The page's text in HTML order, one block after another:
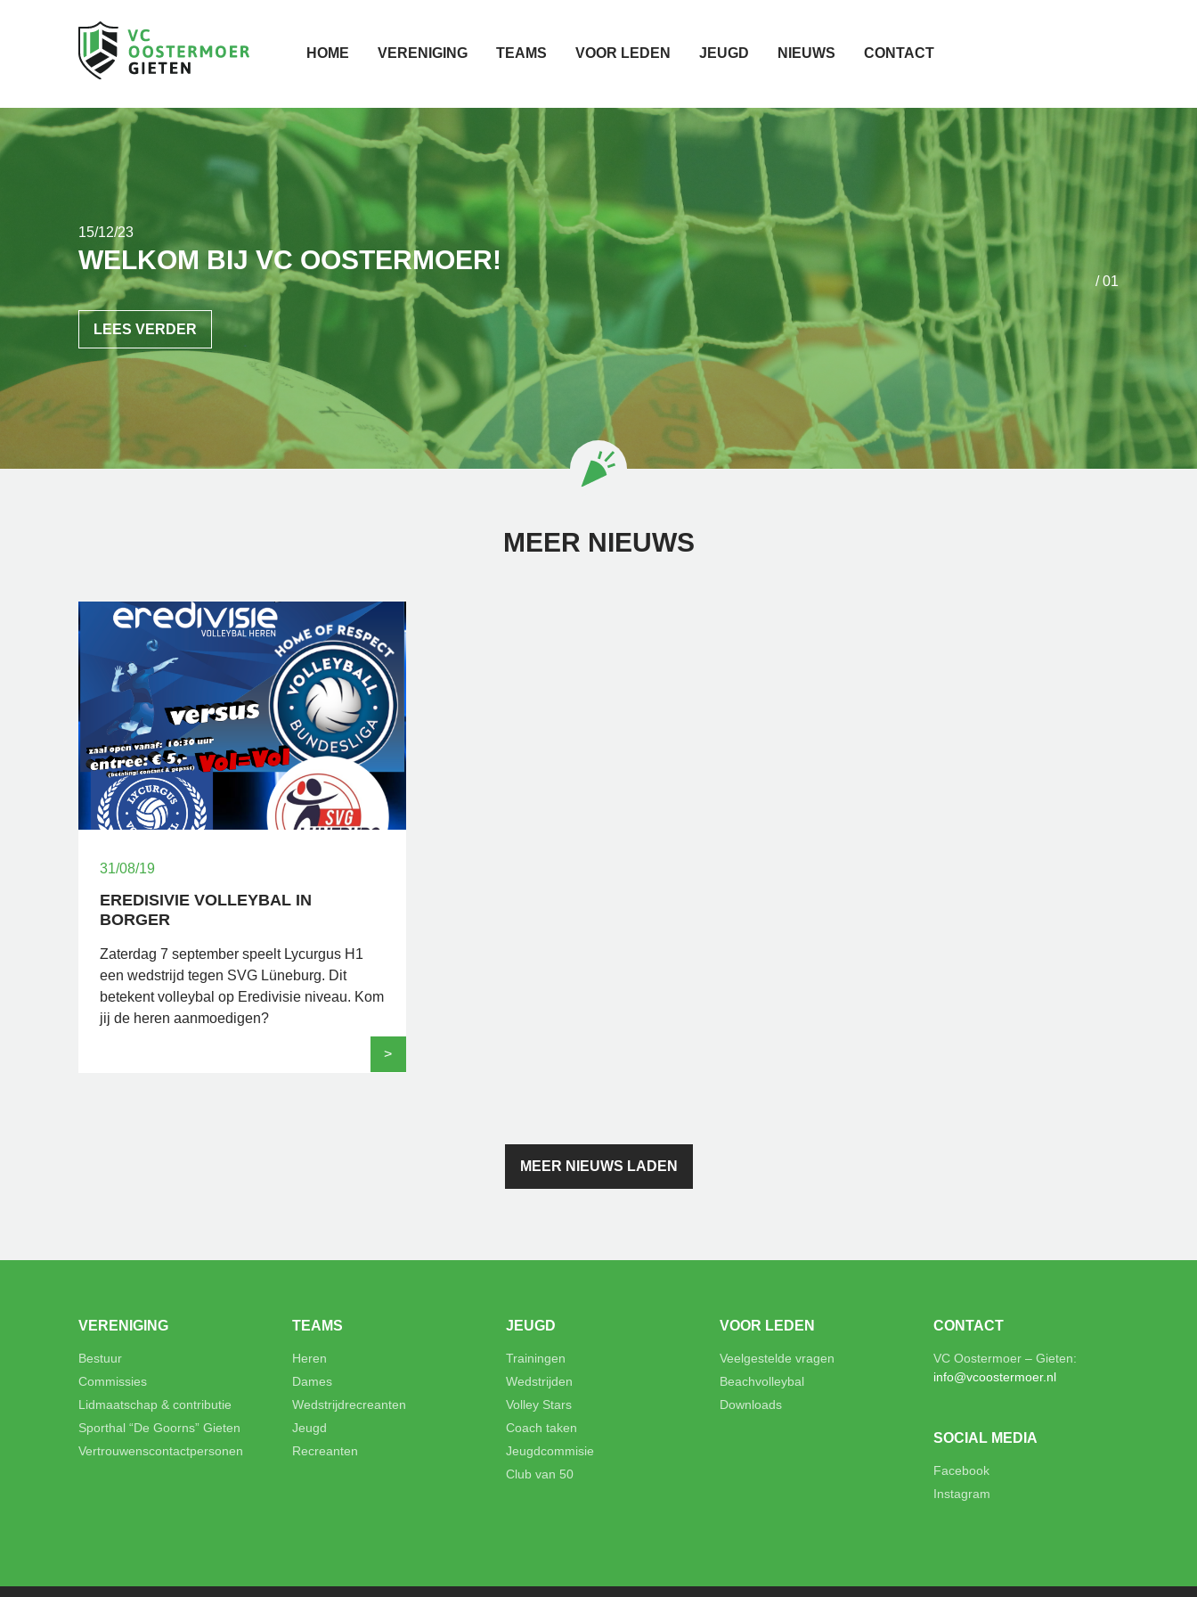
HOME VERENIGING TEAMS VOOR LEDEN JEUGD NIEUWS CONTACT
15/12/23
WELKOM BIJ VC OOSTERMOER!
LEES VERDER
/ 01
MEER NIEUWS
31/08/19
EREDISIVIE VOLLEYBAL IN
BORGER
Zaterdag 7 september speelt Lycurgus H1
een wedstrijd tegen SVG Lüneburg. Dit
betekent volleybal op Eredivisie niveau. Kom
jij de heren aanmoedigen?
>
MEER NIEUWS LADEN
VERENIGING
Bestuur
Commissies
Lidmaatschap & contributie
Sporthal “De Goorns” Gieten
Vertrouwenscontactpersonen
TEAMS
Heren
Dames
Wedstrijdrecreanten
Jeugd
Recreanten
JEUGD
Trainingen
Wedstrijden
Volley Stars
Coach taken
Jeugdcommisie
Club van 50
VOOR LEDEN
Veelgestelde vragen
Beachvolleybal
Downloads
CONTACT
VC Oostermoer – Gieten:
info@vcoostermoer.nl
SOCIAL MEDIA
Facebook
Instagram